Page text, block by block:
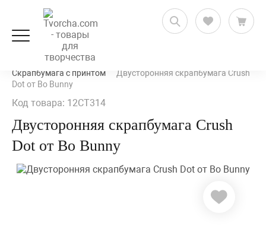
Скрапбукинг
Бумага для скрапбукинга
Скрапбумага с принтом
Двусторонняя скрапбумага Crush
Dot от Bo Bunny
Код товара: 12CT314
Двусторонняя скрапбумага Crush
Dot от Bo Bunny